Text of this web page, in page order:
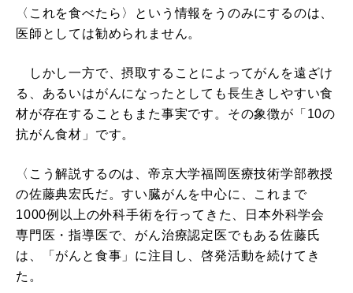
〈これを食べたら〉という情報をうのみにするのは、
医師としては勧められません。
しかし一方で、摂取することによってがんを遠ざけ
る、あるいはがんになったとしても長生きしやすい食
材が存在することもまた事実です。その象徴が「10の
抗がん食材」です。
〈こう解説するのは、帝京大学福岡医療技術学部教授
の佐藤典宏氏だ。すい臓がんを中心に、これまで
1000例以上の外科手術を行ってきた、日本外科学会
専門医・指導医で、がん治療認定医でもある佐藤氏
は、「がんと食事」に注目し、啓発活動を続けてき
た。